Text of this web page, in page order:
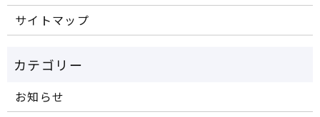
サイトマップ
お知らせ